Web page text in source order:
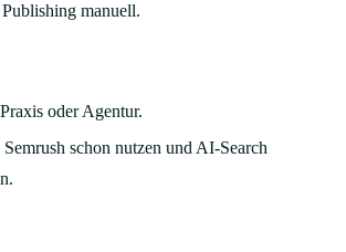
manuell.
oder Agentur.
schon nutzen und AI-Search